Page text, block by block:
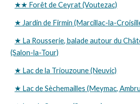
★★ Forêt de Ceyrat (Voutezac)
★ Jardin de Firmin (Marcillac-la-
★ La Rousserie, balade autour du
(Salon-la-Tour)
★ Lac de la Triouzoune (Neuvic)
★ Lac de Sèchemailles (Meymac,